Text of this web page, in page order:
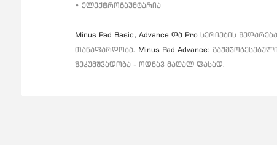
• ელექტროგაუმტარია
Minus Pad Basic, Advance და Pro სერიების
თანაფარდობა. Minus Pad Advance:
შეკუმშვადობა - ოდნავ მაღალ ფასად.